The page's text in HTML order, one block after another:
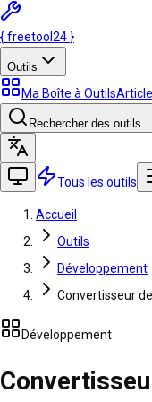
{freetool 24 }
Outils
Ma Boîte à Outils
Rechercher des outils…
Tous les outils
Accueil
Outils
Développement
Convertisseur
Développement